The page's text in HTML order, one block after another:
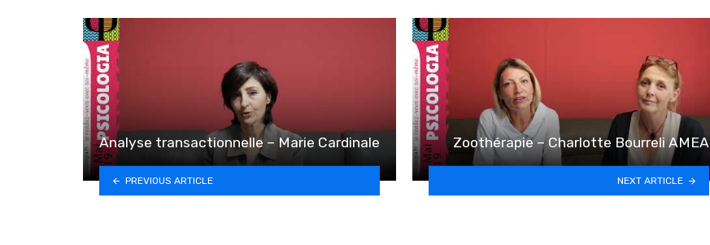
Analyse transactionnelle – Marie Cardinale
PREVIOUS ARTICLE
Zoothérapie – Charlotte Bourreli AMEA
NEXT ARTICLE